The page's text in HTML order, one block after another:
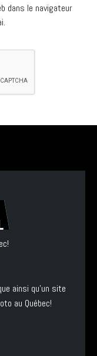
dans le navigateur
ainsi qu'un site
au Québec!